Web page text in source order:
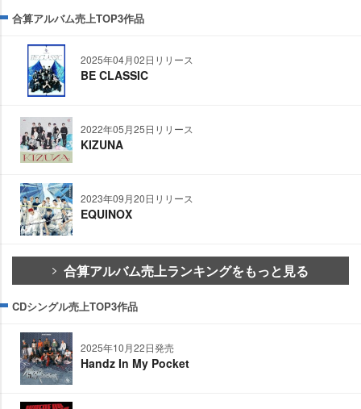
合算アルバム売上TOP3作品
2025年04月02日リリース
BE CLASSIC
2022年05月25日リリース
KIZUNA
2023年09月20日リリース
EQUINOX
合算アルバム売上ランキングをもっと見る
CDシングル売上TOP3作品
2025年10月22日発売
Handz In My Pocket